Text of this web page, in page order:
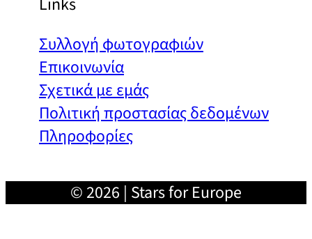
Συλλογή φωτογραφιών
Επικοινωνία
Σχετικά με εμάς
Πολιτική προστασίας δεδομένων
Πληροφορίες
© 2026 | Stars for Europe